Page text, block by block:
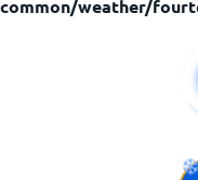
common/weather/